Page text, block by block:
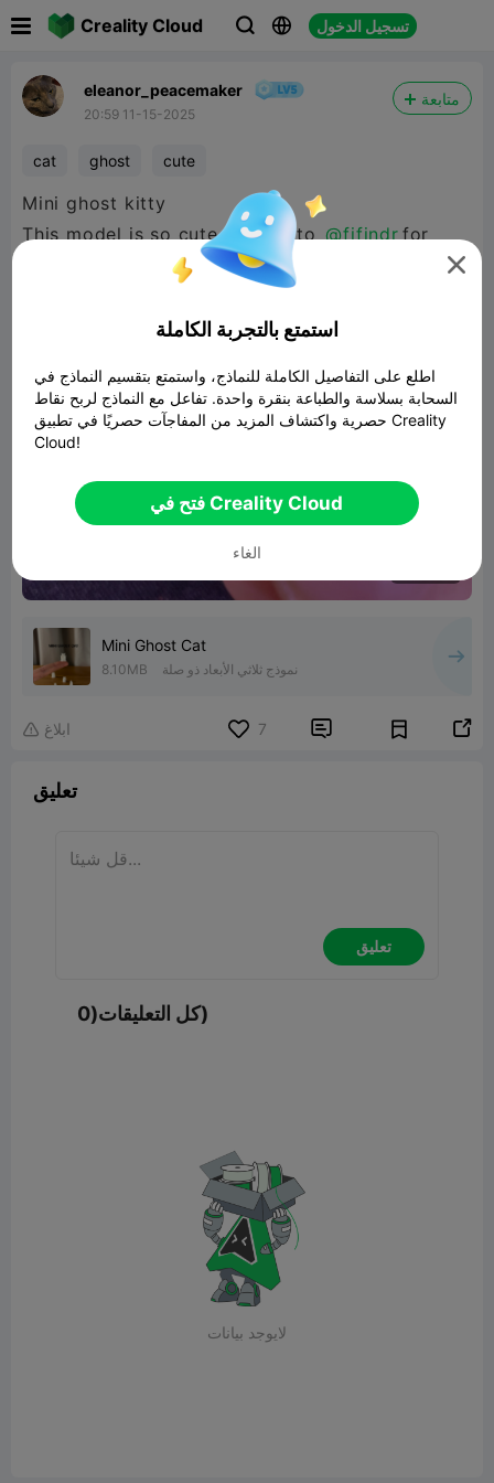
Creality Cloud   تسجيل الدخول
eleanor_peacemaker
20:59 11-15-2025
متابعة
cat ghost cute
Mini ghost kitty
This model is so cute, thanks to@fifindrfor
really well with a resin printer!

 480P LD
Mini Ghost Cat
8.10MB نموذج ثلاثي الأبعاد ذو صلة
 ابلاغ 7  
تعليق
تعليق
كل التعليقات(0)
لايوجد بيانات

استمتع بالتجربة الكاملة
اطلع على التفاصيل الكاملة للنماذج، واستمتع بتقسيم النماذج في
السحابة بسلاسة والطباعة بنقرة واحدة. تفاعل مع النماذج لربح نقاط
حصرية واكتشاف المزيد من المفاجآت حصريًا في تطبيق Creality
Cloud!
فتح في Creality Cloud
الغاء